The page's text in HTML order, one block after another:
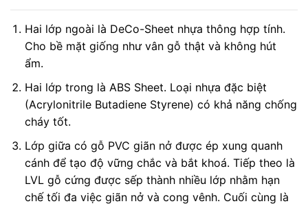
Hai lớp ngoài là DeCo-Sheet nhựa thông hợp tính.
Cho bề mặt giống như vân gỗ thật và không hút
ẩm.
Hai lớp trong là ABS Sheet. Loại nhựa đặc biệt
(Acrylonitrile Butadiene Styrene) có khả năng chống
cháy tốt.
Lớp giữa có gỗ PVC giãn nở được ép xung quanh
cánh để tạo độ vững chắc và bắt khoá. Tiếp theo là
LVL gỗ cứng được sếp thành nhiều lớp nhằm hạn
chế tối đa việc giãn nở và cong vênh. Cuối cùng là